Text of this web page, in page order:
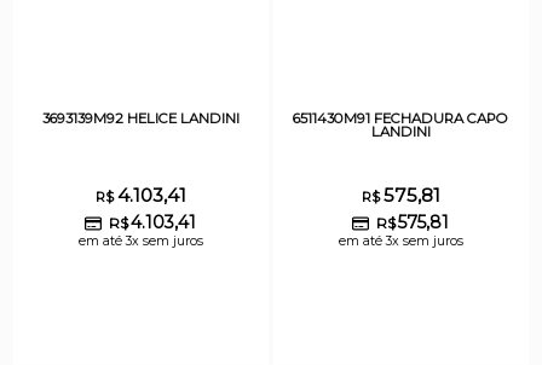
3693139M92 HELICE LANDINI
R$4.103,41
R$4.103,41
em até 3x sem juros
6511430M91 FECHADURA CAPO
LANDINI
R$575,81
R$575,81
em até 3x sem juros